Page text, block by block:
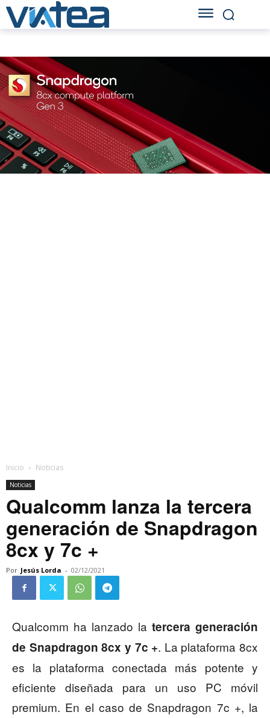
Inicio Noticias
Noticias
Qualcomm lanza la tercera
generación de Snapdragon
8cx y 7c +
Por Jesús Lorda - 02/12/2021
Qualcomm ha lanzado la tercera generación
de Snapdragon 8cx y 7c +. La plataforma 8cx
es la plataforma conectada más potente y
eficiente diseñada para un uso PC móvil
premium. En el caso de Snapdragon 7c +, la